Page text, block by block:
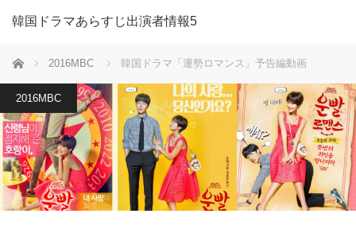
韓国ドラマあらすじ出演者情報5
ホーム 2016MBC 韓国ドラマ「運勢ロマンス」予告編動画
2016MBC